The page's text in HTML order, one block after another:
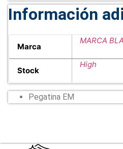
Información
Marca
MARCA
Stock
High
Pegatina EM